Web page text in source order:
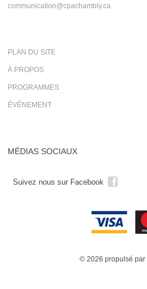
communication@cpachambly.ca
PLAN DU SITE
À PROPOS
PROGRAMMES
ÉVÉNEMENT
MÉDIAS SOCIAUX
Suivez nous sur Facebook
© 2026 propulsé par